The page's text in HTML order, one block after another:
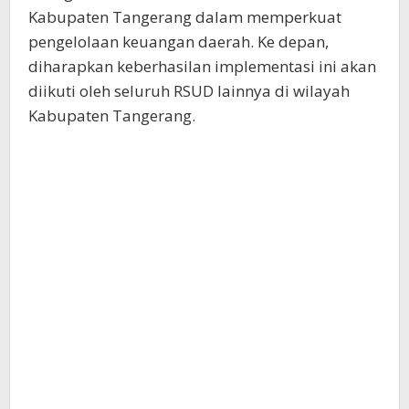
Kabupaten Tangerang dalam memperkuat
pengelolaan keuangan daerah. Ke depan,
diharapkan keberhasilan implementasi ini akan
diikuti oleh seluruh RSUD lainnya di wilayah
Kabupaten Tangerang.